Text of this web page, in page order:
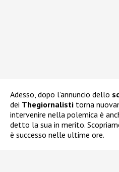
Adesso, dopo l’annuncio dello
dei Thegiornalisti torna
intervenire nella polemica è
detto la sua in merito.
è successo nelle ultime ore.